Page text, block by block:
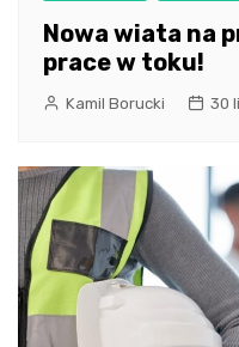
Nowa wiata na
prace w toku!
Kamil Borucki 30